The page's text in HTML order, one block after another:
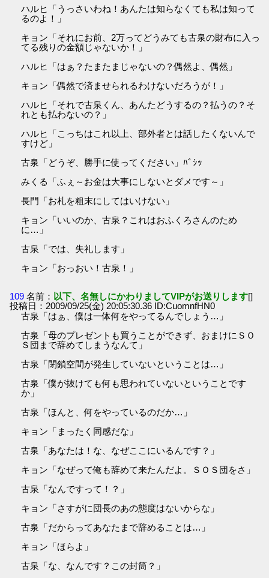
ハルヒ「うっさいわね！あんたは知らなくても私は知って
るのよ！」
キョン「それにお前、2万ってどうみても古泉の財布に入っ
てる残りの金額じゃないか！」
ハルヒ「はぁ？たまたまじゃないの？偶然よ、偶然」
キョン「偶然で済ませられるわけないだろうが！」
ハルヒ「それで古泉くん、あんたどうするの？払うの？そ
れとも払わないの？」
ハルヒ「こっちはこれ以上、部外者とは話したくないんで
すけど」
古泉「どうぞ、勝手に使ってください」ﾊﾞｼｯ
みくる「ふぇ～お金は大事にしないとダメです～」
長門「お札を粗末にしてはいけない」
キョン「いいのか、古泉？これはおふくろさんのため
に…」
古泉「では、失礼します」
キョン「おっおい！古泉！」
109 名前： 以下、名無しにかわりましてVIPがお送りします[]
投稿日：2009/09/25(金) 20:05:30.36 ID:CuomnfHN0
古泉「はぁ、僕は一体何をやってるんでしょう…」
古泉「母のプレゼントも買うことができず、おまけにＳＯ
Ｓ団まで辞めてしまうなんて」
古泉「閉鎖空間が発生していないということは…」
古泉「僕が抜けても何も思われていないということです
か」
古泉「ほんと、何をやっているのだか…」
キョン「まったく同感だな」
古泉「あなたは！な、なぜここにいるんです？」
キョン「なぜって俺も辞めて来たんだよ。ＳＯＳ団をさ」
古泉「なんですって！？」
キョン「さすがに団長のあの態度はないからな」
古泉「だからってあなたまで辞めることは…」
キョン「ほらよ」
古泉「な、なんです？この封筒？」